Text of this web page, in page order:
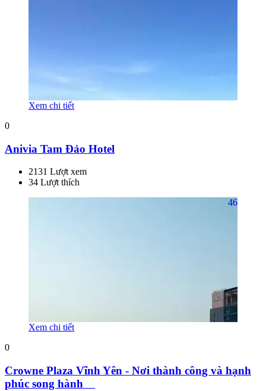
Xem chi tiết
0
Anivia Tam Đảo Hotel
2131 Lượt xem
34 Lượt thích
46
Xem chi tiết
0
Crowne Plaza Vĩnh Yên - Nơi thành công và hạnh
phúc song hành